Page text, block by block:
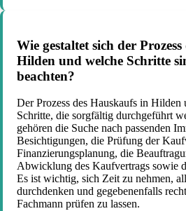
Wie gestaltet sich der
Hilden und welche Schritte
beachten?
Der Prozess des Hauskaufs in Hilden
Schritte, die sorgfältig durchgeführt
gehören die Suche nach passenden
Besichtigungen, die Prüfung der
Finanzierungsplanung, die
Abwicklung des Kaufvertrags sowie
Es ist wichtig, sich Zeit zu nehmen,
durchdenken und gegebenenfalls
Fachmann prüfen zu lassen.